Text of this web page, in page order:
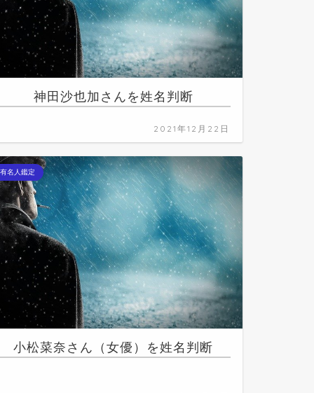
神田沙也加さんを姓名判断
2021年12月22日
有名人鑑定
小松菜奈さん（女優）を姓名判断